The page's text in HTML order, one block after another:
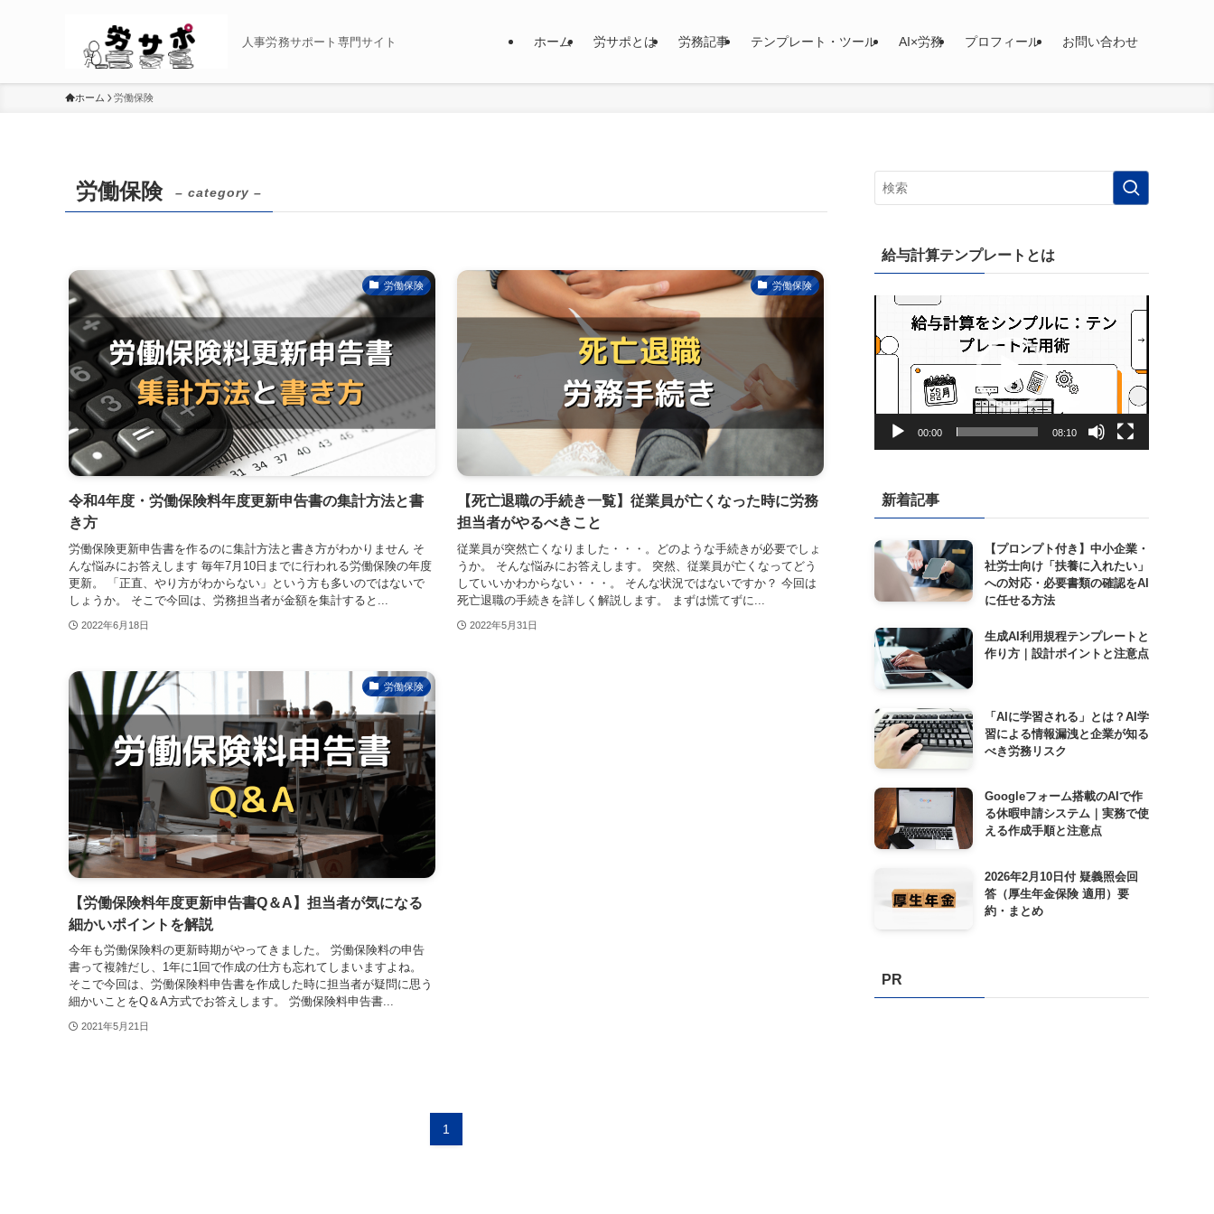
人事労務サポート専門サイト ホーム 労サポとは 労務記事 テンプレート・ツール AI×労務 プロフィール お問い合わせ
ホーム 労働保険
労働保険 – category –
労働保険
令和4年度・労働保険料年度更新申告書の集計方法と書
き方
労働保険更新申告書を作るのに集計方法と書き方がわかりません そ
んな悩みにお答えします 毎年7月10日までに行われる労働保険の年度
更新。 「正直、やり方がわからない」という方も多いのではないで
しょうか。 そこで今回は、労務担当者が金額を集計すると...
2022年6月18日
労働保険
【死亡退職の手続き一覧】従業員が亡くなった時に労務
担当者がやるべきこと
従業員が突然亡くなりました・・・。どのような手続きが必要でしょ
うか。 そんな悩みにお答えします。 突然、従業員が亡くなってどう
していいかわからない・・・。 そんな状況ではないですか？ 今回は
死亡退職の手続きを詳しく解説します。 まずは慌てずに...
2022年5月31日
労働保険
【労働保険料年度更新申告書Q＆A】担当者が気になる
細かいポイントを解説
今年も労働保険料の更新時期がやってきました。 労働保険料の申告
書って複雑だし、1年に1回で作成の仕方も忘れてしまいますよね。
そこで今回は、労働保険料申告書を作成した時に担当者が疑問に思う
細かいことをQ＆A方式でお答えします。 労働保険料申告書...
2021年5月21日
1
給与計算テンプレートとは
プ
00:00 08:10
新着記事
【プロンプト付き】中小企業・
社労士向け「扶養に入れたい」
への対応・必要書類の確認をAI
に任せる方法
生成AI利用規程テンプレートと
作り方｜設計ポイントと注意点
「AIに学習される」とは？AI学
習による情報漏洩と企業が知る
べき労務リスク
Googleフォーム搭載のAIで作
る休暇申請システム｜実務で使
える作成手順と注意点
2026年2月10日付 疑義照会回
答（厚生年金保険 適用）要
約・まとめ
PR